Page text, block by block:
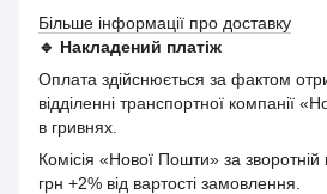
Більше інформації про доставку
🔹 Накладений платіж
Оплата здійснюється за фактом
відділенні транспортної компанії
в гривнях.
Комісія «Нової Пошти» за
грн +2% від вартості замовлення.